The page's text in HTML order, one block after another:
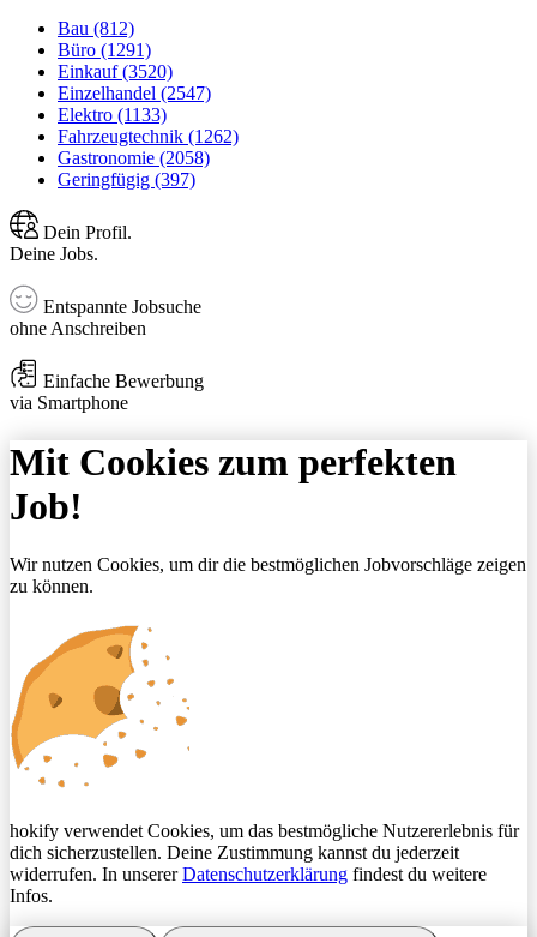
Bau (812)
Büro (1291)
Einkauf (3520)
Einzelhandel (2547)
Elektro (1133)
Fahrzeugtechnik (1262)
Gastronomie (2058)
Geringfügig (397)
Dein Profil.
Deine Jobs.
Entspannte Jobsuche
ohne Anschreiben
Einfache Bewerbung
via Smartphone
Mit Cookies zum perfekten
Job!
Wir nutzen Cookies, um dir die bestmöglichen Jobvorschläge zeigen
zu können.
hokify verwendet Cookies, um das bestmögliche Nutzererlebnis für
dich sicherzustellen. Deine Zustimmung kannst du jederzeit
widerrufen. In unsererDatenschutzerklärung findest du weitere
Infos.